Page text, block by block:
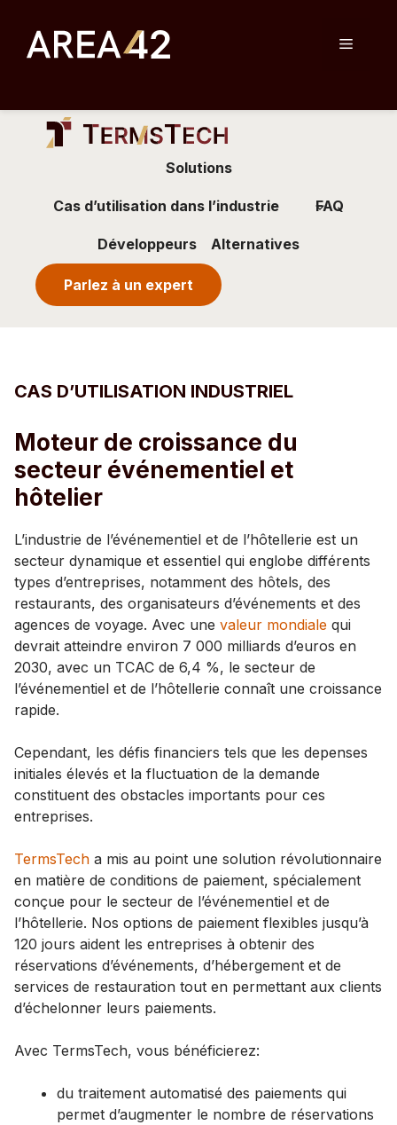
content
Menu
Solutions
Cas d’utilisation dans l’industrie FAQ
Développeurs Alternatives
Parlez à un expert
CAS D’UTILISATION INDUSTRIEL
Moteur de croissance du
secteur événementiel et
hôtelier
L’industrie de l’événementiel et de l’hôtellerie est un
secteur dynamique et essentiel qui englobe différents
types d’entreprises, notamment des hôtels, des
restaurants, des organisateurs d’événements et des
agences de voyage. Avec une valeur mondiale qui
devrait atteindre environ 7 000 milliards d’euros en
2030, avec un TCAC de 6,4 %, le secteur de
l’événementiel et de l’hôtellerie connaît une croissance
rapide.
Cependant, les défis financiers tels que les depenses
initiales élevés et la fluctuation de la demande
constituent des obstacles importants pour ces
entreprises.
TermsTech a mis au point une solution révolutionnaire
en matière de conditions de paiement, spécialement
conçue pour le secteur de l’événementiel et de
l’hôtellerie. Nos options de paiement flexibles jusqu’à
120 jours aident les entreprises à obtenir des
réservations d’événements, d’hébergement et de
services de restauration tout en permettant aux clients
d’échelonner leurs paiements.
Avec TermsTech, vous bénéficierez:
du traitement automatisé des paiements qui
permet d’augmenter le nombre de réservations